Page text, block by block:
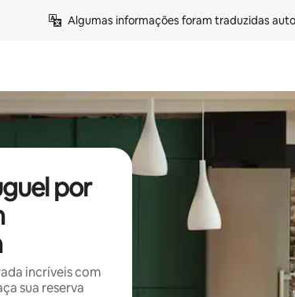
Algumas informações foram traduzidas
por
incríveis com
sua reserva